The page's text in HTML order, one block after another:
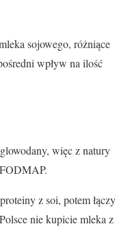
sojowego, różniące
wpływ na ilość
więc z natury
z soi, potem łączy
nie kupiciemleka z